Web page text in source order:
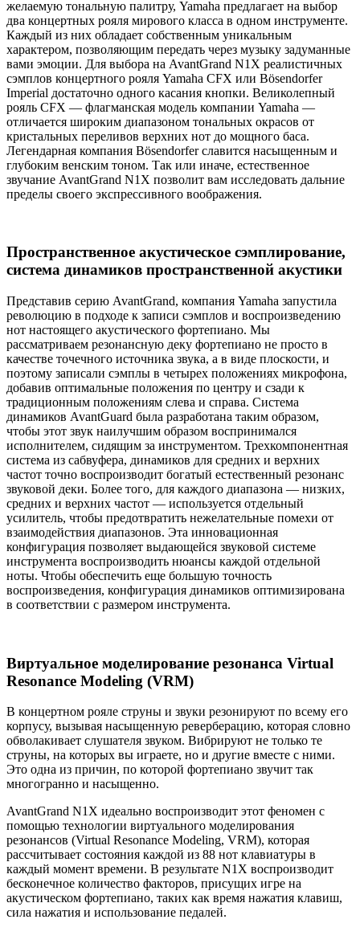
желаемую тональную палитру, Yamaha предлагает на выбор
два концертных рояля мирового класса в одном инструменте.
Каждый из них обладает собственным уникальным
характером, позволяющим передать через музыку задуманные
вами эмоции. Для выбора на AvantGrand N1X реалистичных
сэмплов концертного рояля Yamaha CFX или Bösendorfer
Imperial достаточно одного касания кнопки. Великолепный
рояль CFX — флагманская модель компании Yamaha —
отличается широким диапазоном тональных окрасов от
кристальных переливов верхних нот до мощного баса.
Легендарная компания Bösendorfer славится насыщенным и
глубоким венским тоном. Так или иначе, естественное
звучание AvantGrand N1X позволит вам исследовать дальние
пределы своего экспрессивного воображения.
Пространственное акустическое сэмплирование,
система динамиков пространственной акустики
Представив серию AvantGrand, компания Yamaha запустила
революцию в подходе к записи сэмплов и воспроизведению
нот настоящего акустического фортепиано. Мы
рассматриваем резонансную деку фортепиано не просто в
качестве точечного источника звука, а в виде плоскости, и
поэтому записали сэмплы в четырех положениях микрофона,
добавив оптимальные положения по центру и сзади к
традиционным положениям слева и справа. Система
динамиков AvantGuard была разработана таким образом,
чтобы этот звук наилучшим образом воспринимался
исполнителем, сидящим за инструментом. Трехкомпонентная
система из сабвуфера, динамиков для средних и верхних
частот точно воспроизводит богатый естественный резонанс
звуковой деки. Более того, для каждого диапазона — низких,
средних и верхних частот — используется отдельный
усилитель, чтобы предотвратить нежелательные помехи от
взаимодействия диапазонов. Эта инновационная
конфигурация позволяет выдающейся звуковой системе
инструмента воспроизводить нюансы каждой отдельной
ноты. Чтобы обеспечить еще большую точность
воспроизведения, конфигурация динамиков оптимизирована
в соответствии с размером инструмента.
Виртуальное моделирование резонанса Virtual
Resonance Modeling (VRM)
В концертном рояле струны и звуки резонируют по всему его
корпусу, вызывая насыщенную реверберацию, которая словно
обволакивает слушателя звуком. Вибрируют не только те
струны, на которых вы играете, но и другие вместе с ними.
Это одна из причин, по которой фортепиано звучит так
многогранно и насыщенно.
AvantGrand N1X идеально воспроизводит этот феномен с
помощью технологии виртуального моделирования
резонансов (Virtual Resonance Modeling, VRM), которая
рассчитывает состояния каждой из 88 нот клавиатуры в
каждый момент времени. В результате N1X воспроизводит
бесконечное количество факторов, присущих игре на
акустическом фортепиано, таких как время нажатия клавиш,
сила нажатия и использование педалей.